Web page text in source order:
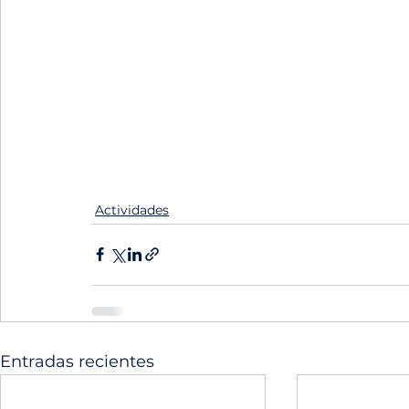
Actividades
Entradas recientes